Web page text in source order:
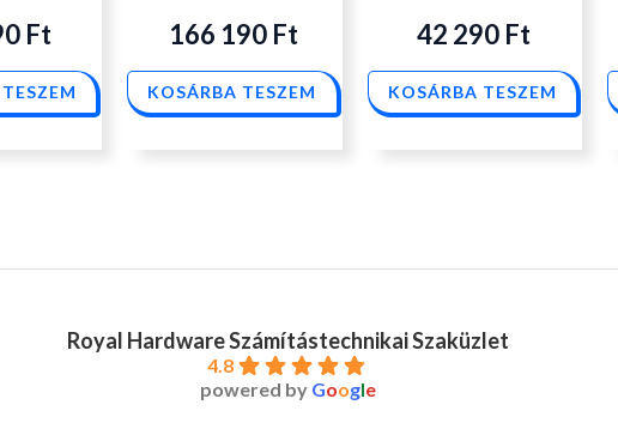
Ft 166 190 Ft
KOSÁRBA TESZEM
42 290 Ft
KOSÁRBA TESZEM
Royal Hardware Számítástechnikai Szaküzlet
4.8
powered by Google